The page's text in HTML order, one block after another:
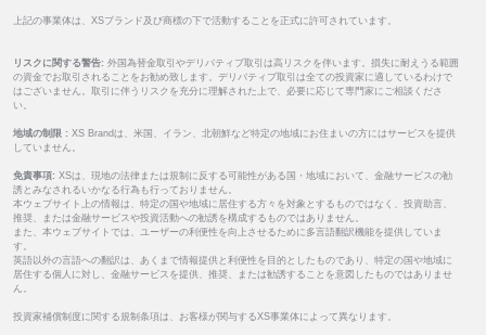
上記の事業体は、XSブランド及び商標の下で活動することを正式に許可されています。
リスクに関する警告: 外国為替金取引やデリバティブ取引は高リスクを伴います。損失に耐えうる範囲
の資金でお取引されることをお勧め致します。デリバティブ取引は全ての投資家に適しているわけで
はございません。取引に伴うリスクを充分に理解された上で、必要に応じて専門家にご相談くださ
い。
地域の制限 : XS Brandは、米国、イラン、北朝鮮など特定の地域にお住まいの方にはサービスを提供
していません。
免責事項: XSは、現地の法律または規制に反する可能性がある国・地域において、金融サービスの勧
誘とみなされるいかなる行為も行っておりません。
本ウェブサイト上の情報は、特定の国や地域に居住する方々を対象とするものではなく、投資助言、
推奨、または金融サービスや投資活動への勧誘を構成するものではありません。
また、本ウェブサイトでは、ユーザーの利便性を向上させるために多言語翻訳機能を提供していま
す。
英語以外の言語への翻訳は、あくまで情報提供と利便性を目的としたものであり、特定の国や地域に
居住する個人に対し、金融サービスを提供、推奨、または勧誘することを意図したものではありませ
ん。
投資家補償制度に関する規制条項は、お客様が関与するXS事業体によって異なります。